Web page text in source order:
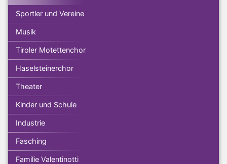
Sportler und Vereine
Musik
Tiroler Motettenchor
Haselsteinerchor
Theater
Kinder und Schule
Industrie
Fasching
Familie Valentinotti